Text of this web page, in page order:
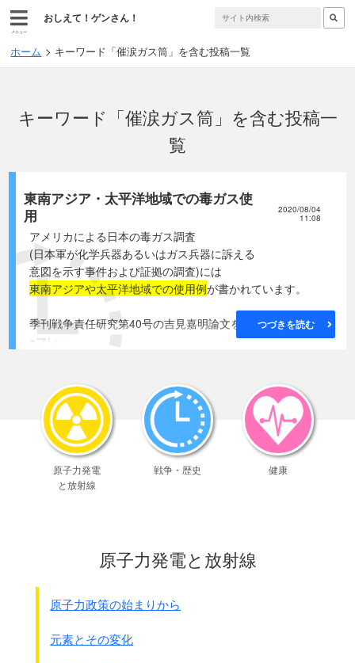
メニュー
おしえて！ゲンさん！
ホーム キーワード「催涙ガス筒」を含む投稿一覧
キーワード「催涙ガス筒」を含む投稿一
覧
東南アジア・太平洋地域での毒ガス使
用
2020/08/04
11:08
アメリカによる日本の毒ガス調査
(日本軍が化学兵器あるいはガス兵器に訴える
意図を示す事件および証拠の調査)には
東南アジアや太平洋地域での使用例が書かれています。
季刊戦争責任研究第40号の吉見嘉明論文を参考にします。
●マレ－
1.赤筒を捕獲
2.戦車に対する手投弾(青酸)の使用(2回)
●南西太平洋
1）1942年12月25日、ニュ－ギニアのSapetoで、
日本軍が催涙ガス筒・嘔吐性ガス筒を放棄。
2）1943年2月6日、ガダルカナル島で青酸ガス手投弾を捕
5）1942年10月28日、ニュ－ギニアで捕獲された
第144連隊第7中隊記録には、
発炎筒を使い果たしたとの記述あり。
サイパンでガスマスクを置いてくるよう命令された、
つづきを読む
原子力発電
と放射線
戦争・歴史 健康
原子力発電と放射線
原子力政策の始まりから
元素とその変化